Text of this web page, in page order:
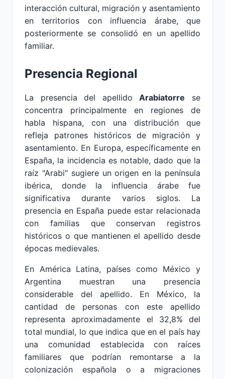
interacción cultural, migración y asentamiento
en territorios con influencia árabe, que
posteriormente se consolidó en un apellido
familiar.
Presencia Regional
La presencia del apellidoArabiatorre se
concentra principalmente en regiones de
habla hispana, con una distribución que
refleja patrones históricos de migración y
asentamiento. En Europa, específicamente en
España, la incidencia es notable, dado que la
raíz "Arabi" sugiere un origen en la península
ibérica, donde la influencia árabe fue
significativa durante varios siglos. La
presencia en España puede estar relacionada
con familias que conservan registros
históricos o que mantienen el apellido desde
épocas medievales.
En América Latina, países como México y
Argentina muestran una presencia
considerable del apellido. En México, la
cantidad de personas con este apellido
representa aproximadamente el 32,8% del
total mundial, lo que indica que en el país hay
una comunidad establecida con raíces
familiares que podrían remontarse a la
colonización española o a migraciones